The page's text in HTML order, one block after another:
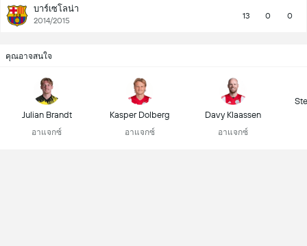
บาร์เซโลน่า
2014/2015 13 0 0
คุณอาจสนใจ
Julian Brandt
อาแจกซ์
Kasper Dolberg
อาแจกซ์
Davy Klaassen
อาแจกซ์